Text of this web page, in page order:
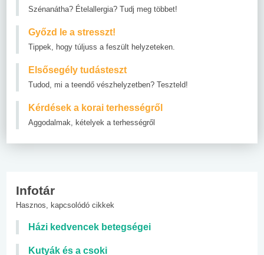
Szénanátha? Ételallergia? Tudj meg többet!
Győzd le a stresszt!
Tippek, hogy túljuss a feszült helyzeteken.
Elsősegély tudásteszt
Tudod, mi a teendő vészhelyzetben? Teszteld!
Kérdések a korai terhességről
Aggodalmak, kételyek a terhességről
Infotár
Hasznos, kapcsolódó cikkek
Házi kedvencek betegségei
Kutyák és a csoki